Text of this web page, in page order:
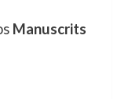
Manuscrits